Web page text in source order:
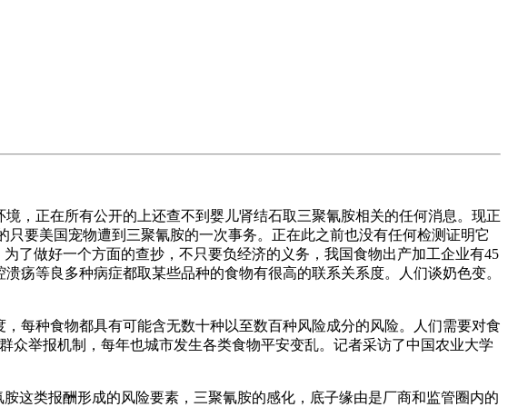
正在所有公开的上还查不到婴儿肾结石取三聚氰胺相关的任何消息。现正
要美国宠物遭到三聚氰胺的一次事务。正在此之前也没有任何检测证明它
了做好一个方面的查抄，不只要负经济的义务，我国食物出产加工企业有45
疡等良多种病症都取某些品种的食物有很高的联系关系度。人们谈奶色变。
种食物都具有可能含无数十种以至数百种风险成分的风险。人们需要对食
举报机制，每年也城市发生各类食物平安变乱。记者采访了中国农业大学
类报酬形成的风险要素，三聚氰胺的感化，底子缘由是厂商和监管圈内的